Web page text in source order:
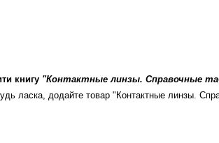
книгу "Контактные линзы. Справочные
ласка, додайте товар "Контактные линзы.